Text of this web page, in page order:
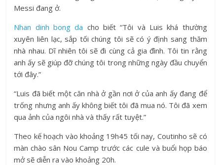
Messi đang ở.
Nhan dinh bong da cho biết “Tôi và Luis khá thường
xuyên liên lạc, sắp tối chúng tôi sẽ có ý định sang thăm
nhà nhau. Dĩ nhiên tôi sẽ đi cùng cả gia đình. Tôi tin rằng
anh ấy sẽ giúp đỡ chúng tôi trong những ngày đầu chuyển
tới đây.”
“Luis đã biết một căn nhà ở gần nơi ở của anh ấy đang để
trống nhưng anh ấy không biết tôi đã mua nó. Tôi đã xem
qua ảnh của ngôi nhà và thấy rất tuyệt.”
Theo kế hoạch vào khoảng 19h45 tối nay, Coutinho sẽ có
màn chào sân Nou Camp trước các cule và buổi họp báo
mở sẽ diễn ra vào khoảng 20h.